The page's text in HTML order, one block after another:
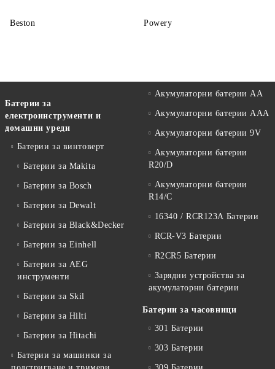
Beston Powery
Батерии за
електроинструменти и
домашни уреди
Батерии за винтоверт
Батерии за Makita
Батерии за Bosch
Батерии за Dewalt
Батерии за Black&Decker
Батерии за Einhell
Батерии за AEG
инструменти
Батерии за Skil
Батерии за Hilti
Батерии за Hitachi
Батерии за машинки за
Акумулаторни батерии АА
Акумулаторни батерии AAA
Акумулаторни батерии 9V
Акумулаторни батерии
R20/D
Акумулаторни батерии
R14/C
16340 / RCR123A Батерии
RCR-V3 Батерии
R2CR5 Батерии
Зарядни устройства за
акумулаторни батерии
Батерии за часовници
301 Батерии
303 Батерии